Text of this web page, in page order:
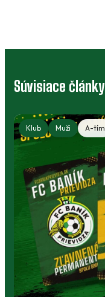
Súvisiace články
Klub Muži